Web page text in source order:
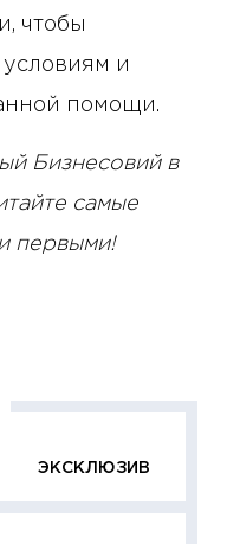
чтобы
и
помощи.
Бизнесовий в
самые
первыми!
ЭКСКЛЮЗИВ